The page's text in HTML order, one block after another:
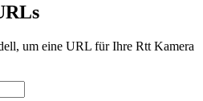
um eine URL für Ihre Rtt Kamera